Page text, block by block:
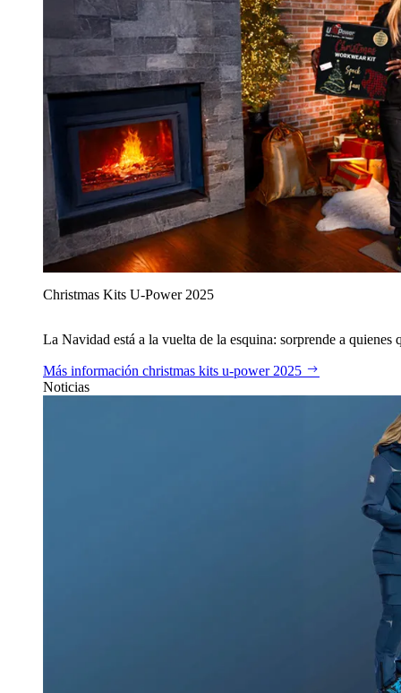
Christmas Kits U‑Power 2025
La Navidad está a la vuelta de la esquina: sorprende a
Más información christmas kits u‑power 2025
Noticias